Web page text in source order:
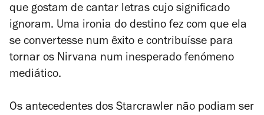
que gostam de cantar letras cujo significado
ignoram. Uma ironia do destino fez com que ela
se convertesse num êxito e contribuísse para
tornar os Nirvana num inesperado fenómeno
mediático.
Os antecedentes dos Starcrawler não podiam ser